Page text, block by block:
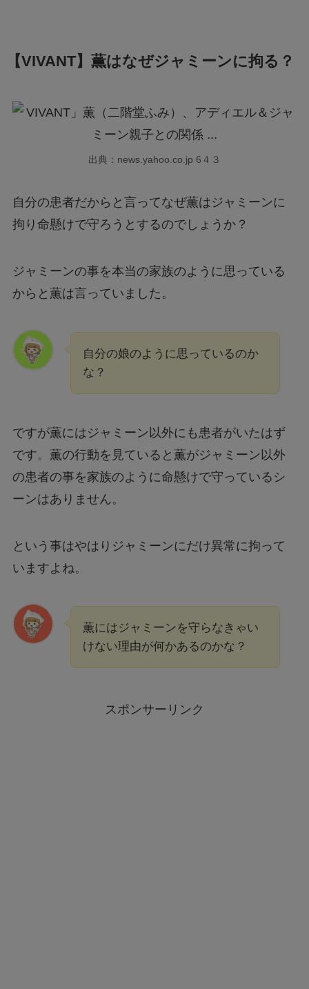
【VIVANT】薫はなぜジャミーンに拘る？
出典：news.yahoo.co.jp 6４３
自分の患者だからと言ってなぜ薫はジャミーンに
拘り命懸けで守ろうとするのでしょうか？
ジャミーンの事を本当の家族のように思っている
からと薫は言っていました。
自分の娘のように思っているのか
な？
ですが薫にはジャミーン以外にも患者がいたはず
です。薫の行動を見ていると薫がジャミーン以外
の患者の事を家族のように命懸けで守っているシ
ーンはありません。
という事はやはりジャミーンにだけ異常に拘って
いますよね。
薫にはジャミーンを守らなきゃい
けない理由が何かあるのかな？
スポンサーリンク